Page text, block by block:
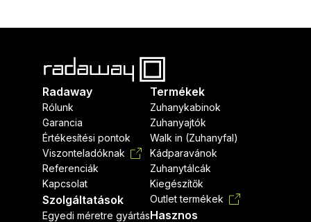
Radaway
Rólunk
Garancia
Értékesítési pontok
Viszonteladóknak
Referenciák
Kapcsolat
Szolgáltatások
Egyedi méretre gyártás
Termékek
Zuhanykabinok
Zuhanyajtók
Walk in (Zuhanyfal)
Kádparavánok
Zuhanytálcák
Kiegészítők
Outlet termékek
Hasznos